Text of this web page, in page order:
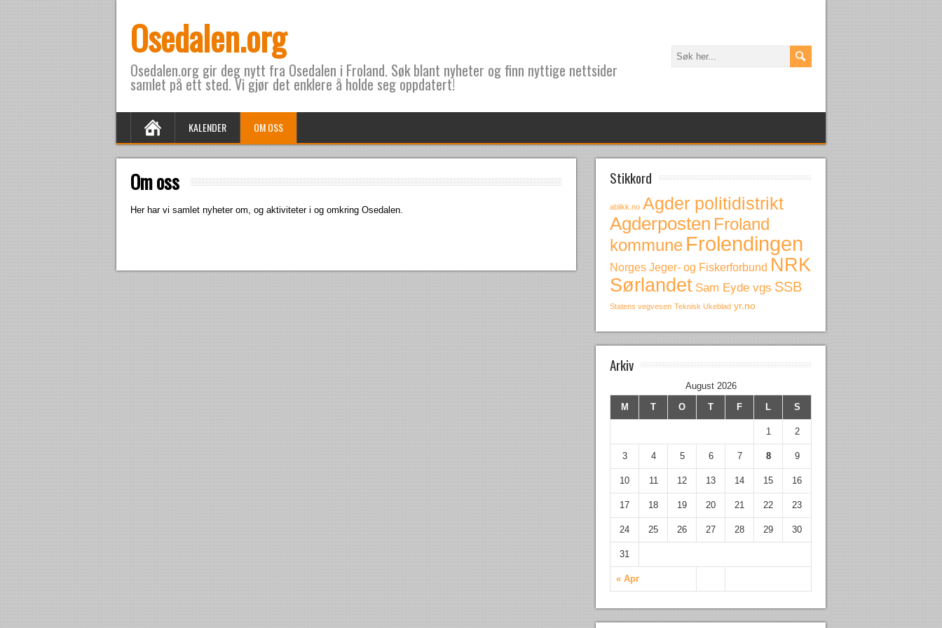
Osedalen.org
Osedalen.org gir deg nytt fra Osedalen i Froland. Søk blant nyheter og finn nyttige nettsider
samlet på ett sted. Vi gjør det enklere å holde seg oppdatert!
KALENDER OM OSS
Om oss
Her har vi samlet nyheter om, og aktiviteter i og omkring Osedalen.
Stikkord
ablikk.no Agder politidistrikt
Agderposten Froland
kommune Frolendingen
Norges Jeger- og Fiskerforbund NRK
Sørlandet Sam Eyde vgs SSB
Statens vegvesen Teknisk Ukeblad yr.no
Arkiv
August 2026
M
T O T F L S
« Apr
1 2
3 4 5 6 7 8 9
10 11 12 13 14 15 16
17 18 19 20 21 22 23
24 25 26 27 28 29 30
31